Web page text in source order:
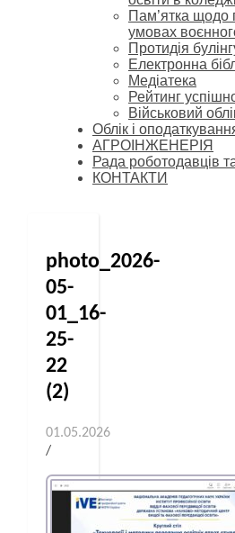
Пам’ятка щодо
умовах
Протидія
Електронна
Медіатека
Рейтинг
Військовий
Облік і
АГРОІНЖЕНЕРІЯ
Рада роботодавців
КОНТАКТИ
photo_2026-
05-
01_16-
25-
22
(2)
01.05.2026
/